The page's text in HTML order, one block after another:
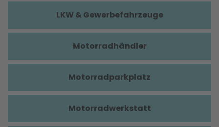
LKW & Gewerbefahrzeuge
Motorradhändler
Motorradparkplatz
Motorradwerkstatt